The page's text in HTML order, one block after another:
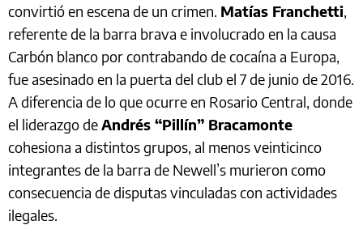
convirtió en escena de un crimen. Matías Franchetti,
referente de la barra brava e involucrado en la causa
Carbón blanco por contrabando de cocaína a Europa,
fue asesinado en la puerta del club el 7 de junio de 2016.
A diferencia de lo que ocurre en Rosario Central, donde
el liderazgo deAndrés “Pillín” Bracamonte
cohesiona a distintos grupos, al menos veinticinco
integrantes de la barra de Newell’s murieron como
consecuencia de disputas vinculadas con actividades
ilegales.